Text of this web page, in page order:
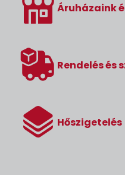
Áruházaink
Rendelés és
Hőszigetelés